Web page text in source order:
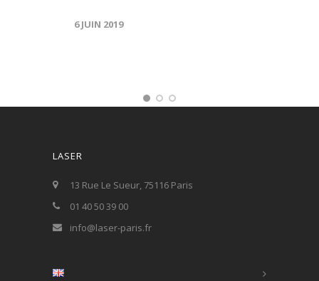
6 JUIN 2019
LASER
13 Rue Le Sueur, 75116 Paris
01 40 50 39 00
info@laser-paris.fr